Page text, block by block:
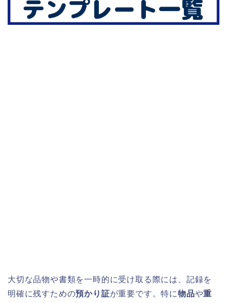
大切な品物や書類を一時的に受け取る際には、記録を
明確に残すための預かり証が重要です。特に物品や重